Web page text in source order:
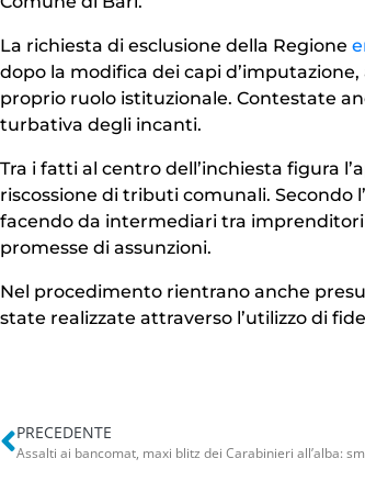
La richiesta di esclusione della Regione
dopo la modifica dei capi
proprio ruolo istituzionale. Contestate
turbativa degli incanti.
Tra i fatti al centro dell’inchiesta figura
riscossione di tributi comunali. Secondo
facendo da intermediari tra
promesse di assunzioni.
Nel procedimento rientrano anche
state realizzate attraverso l’utilizzo di
PRECEDENTE